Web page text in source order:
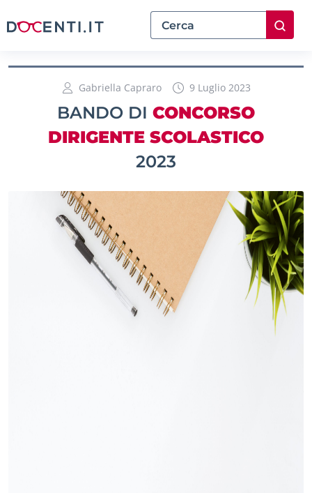
Gabriella Capraro 9 Luglio 2023
BANDO DI CONCORSO
DIRIGENTE SCOLASTICO
2023